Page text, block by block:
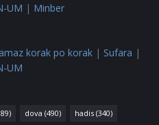
UM | Minber
korak po korak | Sufara |
UM
dova (490) hadis (340)